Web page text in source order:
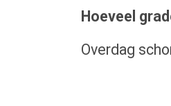
Hoeveel
Overdag